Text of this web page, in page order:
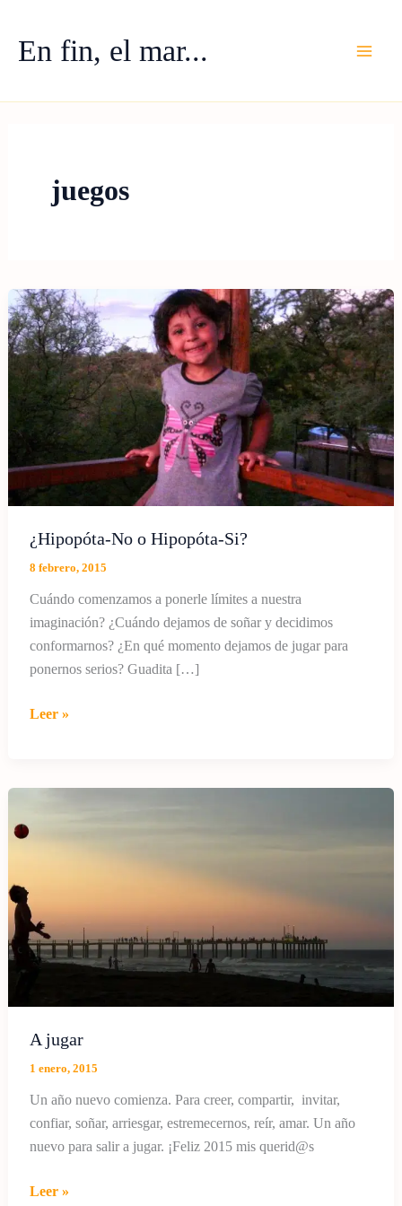
contenido
En fin, el mar...
juegos
¿Hipopóta-No o Hipopóta-Si?
8 febrero, 2015
Cuándo comenzamos a ponerle límites a nuestra
imaginación? ¿Cuándo dejamos de soñar y decidimos
conformarnos? ¿En qué momento dejamos de jugar para
ponernos serios? Guadita […]
¿Hipopóta-
Leer »
A jugar
1 enero, 2015
Un año nuevo comienza. Para creer, compartir, invitar,
confiar, soñar, arriesgar, estremecernos, reír, amar. Un año
nuevo para salir a jugar. ¡Feliz 2015 mis querid@s
A
Leer »